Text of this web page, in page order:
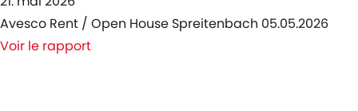
Avesco Rent / Open House Spreitenbach 05.05.2026
Voir le rapport